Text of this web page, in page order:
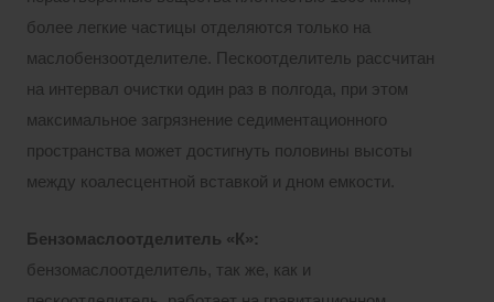
более легкие частицы отделяются только на
маслобензоотделителе. Пескоотделитель рассчитан
на интервал очистки один раз в полгода, при этом
максимальное загрязнение седиментационного
пространства может достигнуть половины высоты
между коалесцентной вставкой и дном емкости.
Бензомаслоотделитель «К»:
бензомаслоотделитель, так же, как и